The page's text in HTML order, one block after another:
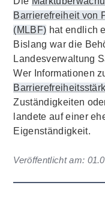
Barrierefreiheit von
(MLBF) hat endlich
Bislang war die
Landesverwaltung
Wer Informationen
Zuständigkeiten
landete auf einer
Eigenständigkeit.
Veröffentlicht am: